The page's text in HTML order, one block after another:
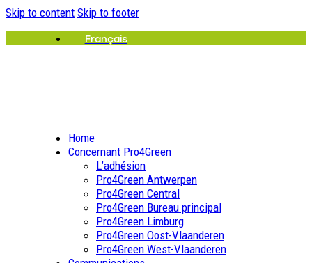
Skip to content Skip to footer
Français
Home
Concernant Pro4Green
L’adhésion
Pro4Green Antwerpen
Pro4Green Central
Pro4Green Bureau principal
Pro4Green Limburg
Pro4Green Oost-Vlaanderen
Pro4Green West-Vlaanderen